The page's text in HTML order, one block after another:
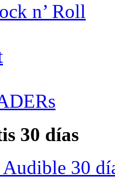
n’ Roll
30 días
Audible 30